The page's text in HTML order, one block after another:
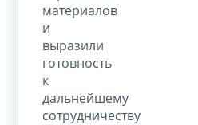
материалов
и
выразили
готовность
к
дальнейшему
сотрудничеству